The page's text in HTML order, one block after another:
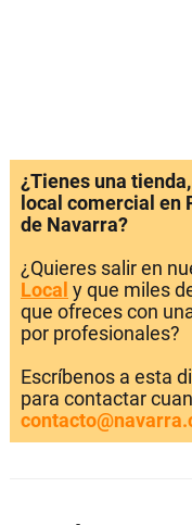
¿Tienes una
local comercial en
de Navarra?
¿Quieres salir en
Local y que miles
que ofreces con
por profesionales?
Escríbenos a esta
para contactar